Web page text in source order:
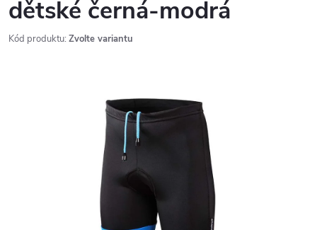
dětské černá-modrá
Kód produktu: Zvolte variantu